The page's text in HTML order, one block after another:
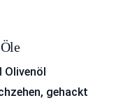
Olivenöl
gehackt